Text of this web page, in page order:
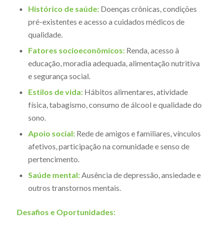
Histórico de saúde:Doenças crônicas, condições
pré-existentes e acesso a cuidados médicos de
qualidade.
Fatores socioeconômicos:Renda, acesso à
educação, moradia adequada, alimentação nutritiva
e segurança social.
Estilos de vida:Hábitos alimentares, atividade
física, tabagismo, consumo de álcool e qualidade do
sono.
Apoio social:Rede de amigos e familiares, vínculos
afetivos, participação na comunidade e senso de
pertencimento.
Saúde mental:Ausência de depressão, ansiedade e
outros transtornos mentais.
Desafios e Oportunidades: